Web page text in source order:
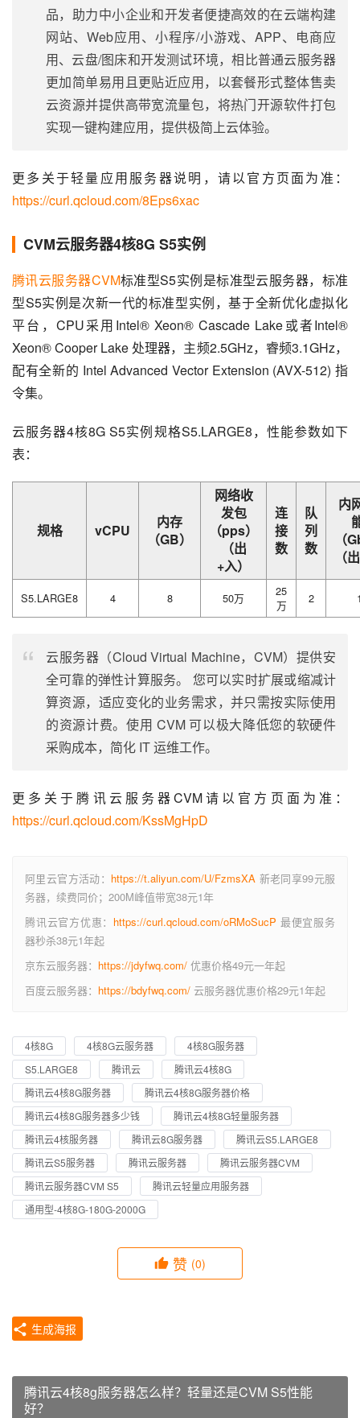
品，助力中小企业和开发者便捷高效的在云端构建
网站、Web应用、小程序/小游戏、APP、电商应
用、云盘/图床和开发测试环境，相比普通云服务器
更加简单易用且更贴近应用，以套餐形式整体售卖
云资源并提供高带宽流量包，将热门开源软件打包
实现一键构建应用，提供极简上云体验。
更多关于轻量应用服务器说明，请以官方页面为准：
https://curl.qcloud.com/8Eps6xac
CVM云服务器4核8G S5实例
腾讯云服务器CVM标准型S5实例是标准型云服务器，标准
型S5实例是次新一代的标准型实例，基于全新优化虚拟化
平台，CPU采用Intel® Xeon® Cascade Lake或者Intel®
Xeon® Cooper Lake 处理器，主频2.5GHz，睿频3.1GHz，
配有全新的 Intel Advanced Vector Extension (AVX-512) 指
令集。
云服务器4核8G S5实例规格S5.LARGE8，性能参数如下
表：
规格 vCPU
内存
（GB）
网络收
发包
（pps）
（出
+入）
连
接
数
队
列
数
内
（
（
S5.LARGE8 4 8 50万
25
万
2
云服务器（Cloud Virtual Machine，CVM）提供安
全可靠的弹性计算服务。 您可以实时扩展或缩减计
算资源，适应变化的业务需求，并只需按实际使用
的资源计费。使用 CVM 可以极大降低您的软硬件
采购成本，简化 IT 运维工作。
更多关于腾讯云服务器CVM请以官方页面为准：
https://curl.qcloud.com/KssMgHpD
阿里云官方活动： https://t.aliyun.com/U/FzmsXA 新老同享99元服
务器，续费同价；200M峰值带宽38元1年
腾讯云官方优惠： https://curl.qcloud.com/oRMoSucP 最便宜服务
器秒杀38元1年起
京东云服务器： https://jdyfwq.com/ 优惠价格49元一年起
百度云服务器： https://bdyfwq.com/ 云服务器优惠价格29元1年起
4核8G 4核8G云服务器
4核8G服务器
S5.LARGE8
腾讯云
腾讯云4核8G
腾讯云4核8G服务器
腾讯云4核8G服务器价格
腾讯云4核8G服务器多少钱
腾讯云4核8G轻量服务器
腾讯云4核服务器
腾讯云8G服务器
腾讯云S5.LARGE8
腾讯云S5服务器
腾讯云服务器
腾讯云服务器CVM
腾讯云服务器CVM S5
腾讯云轻量应用服务器
通用型-4核8G-180G-2000G
赞 (0)
生成海报
腾讯云4核8g服务器怎么样？轻量还是CVM S5性能
好？